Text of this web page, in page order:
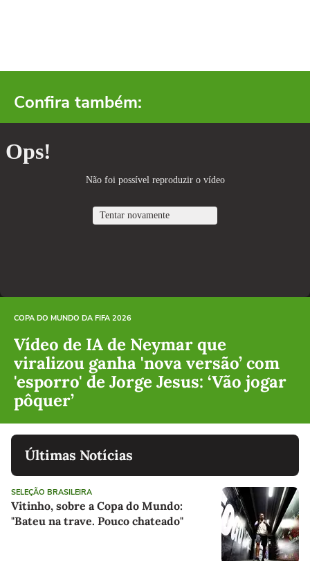
Confira também:
COPA DO MUNDO DA FIFA 2026
Vídeo de IA de Neymar que
viralizou ganha 'nova versão’ com
'esporro' de Jorge Jesus: ‘Vão jogar
pôquer’
Últimas Notícias
SELEÇÃO BRASILEIRA
Vitinho, sobre a Copa do Mundo:
"Bateu na trave. Pouco chateado"